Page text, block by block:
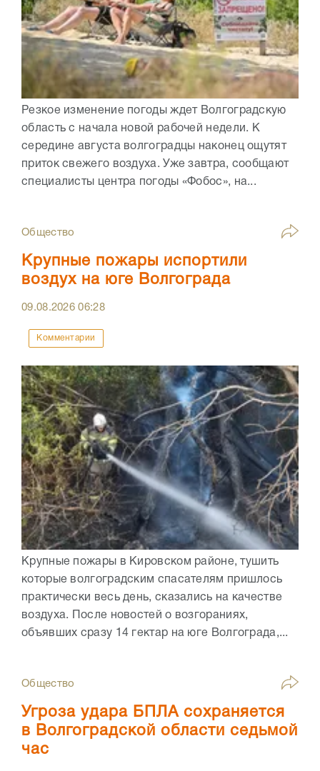
Резкое изменение погоды ждет Волгоградскую
область с начала новой рабочей недели. К
середине августа волгоградцы наконец ощутят
приток свежего воздуха. Уже завтра, сообщают
специалисты центра погоды «Фобос», на...
Общество
Крупные пожары испортили
воздух на юге Волгограда
09.08.202606:28
Комментарии
Крупные пожары в Кировском районе, тушить
которые волгоградским спасателям пришлось
практически весь день, сказались на качестве
воздуха. После новостей о возгораниях,
объявших сразу 14 гектар на юге Волгограда,...
Общество
Угроза удара БПЛА сохраняется
в Волгоградской области седьмой
час